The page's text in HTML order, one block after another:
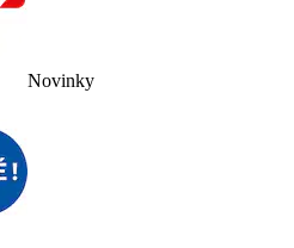
Novinky